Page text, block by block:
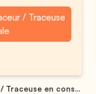
/ Traceuse
Traceuse en cons...